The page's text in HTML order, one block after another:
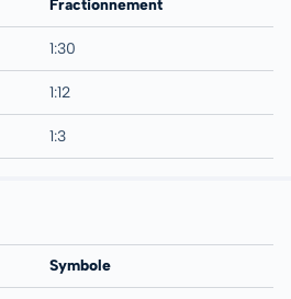
Fractionnement
1:30
1:12
1:3
Symbole